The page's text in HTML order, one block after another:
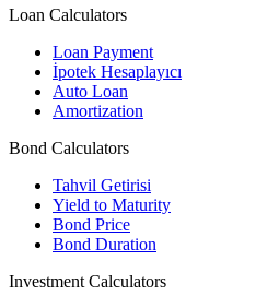
Loan Calculators
Loan Payment
İpotek Hesaplayıcı
Auto Loan
Amortization
Bond Calculators
Tahvil Getirisi
Yield to Maturity
Bond Price
Bond Duration
Investment Calculators